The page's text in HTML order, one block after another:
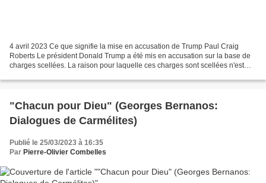
4 avril 2023 Ce que signifie la mise en accusation de Trump Paul Craig
Roberts Le président Donald Trump a été mis en accusation sur la base de
charges scellées. La raison pour laquelle ces charges sont scellées n'est
"Chacun pour Dieu" (Georges Bernanos:
Dialogues de Carmélites)
Publié le 25/03/2023 à 16:35
Par Pierre-Olivier Combelles